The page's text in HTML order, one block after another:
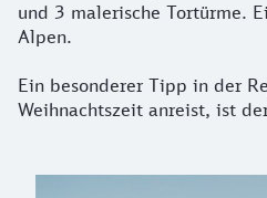
und 3 malerische Tortürme.
Alpen.
Ein besonderer Tipp in der
Weihnachtszeit anreist, ist